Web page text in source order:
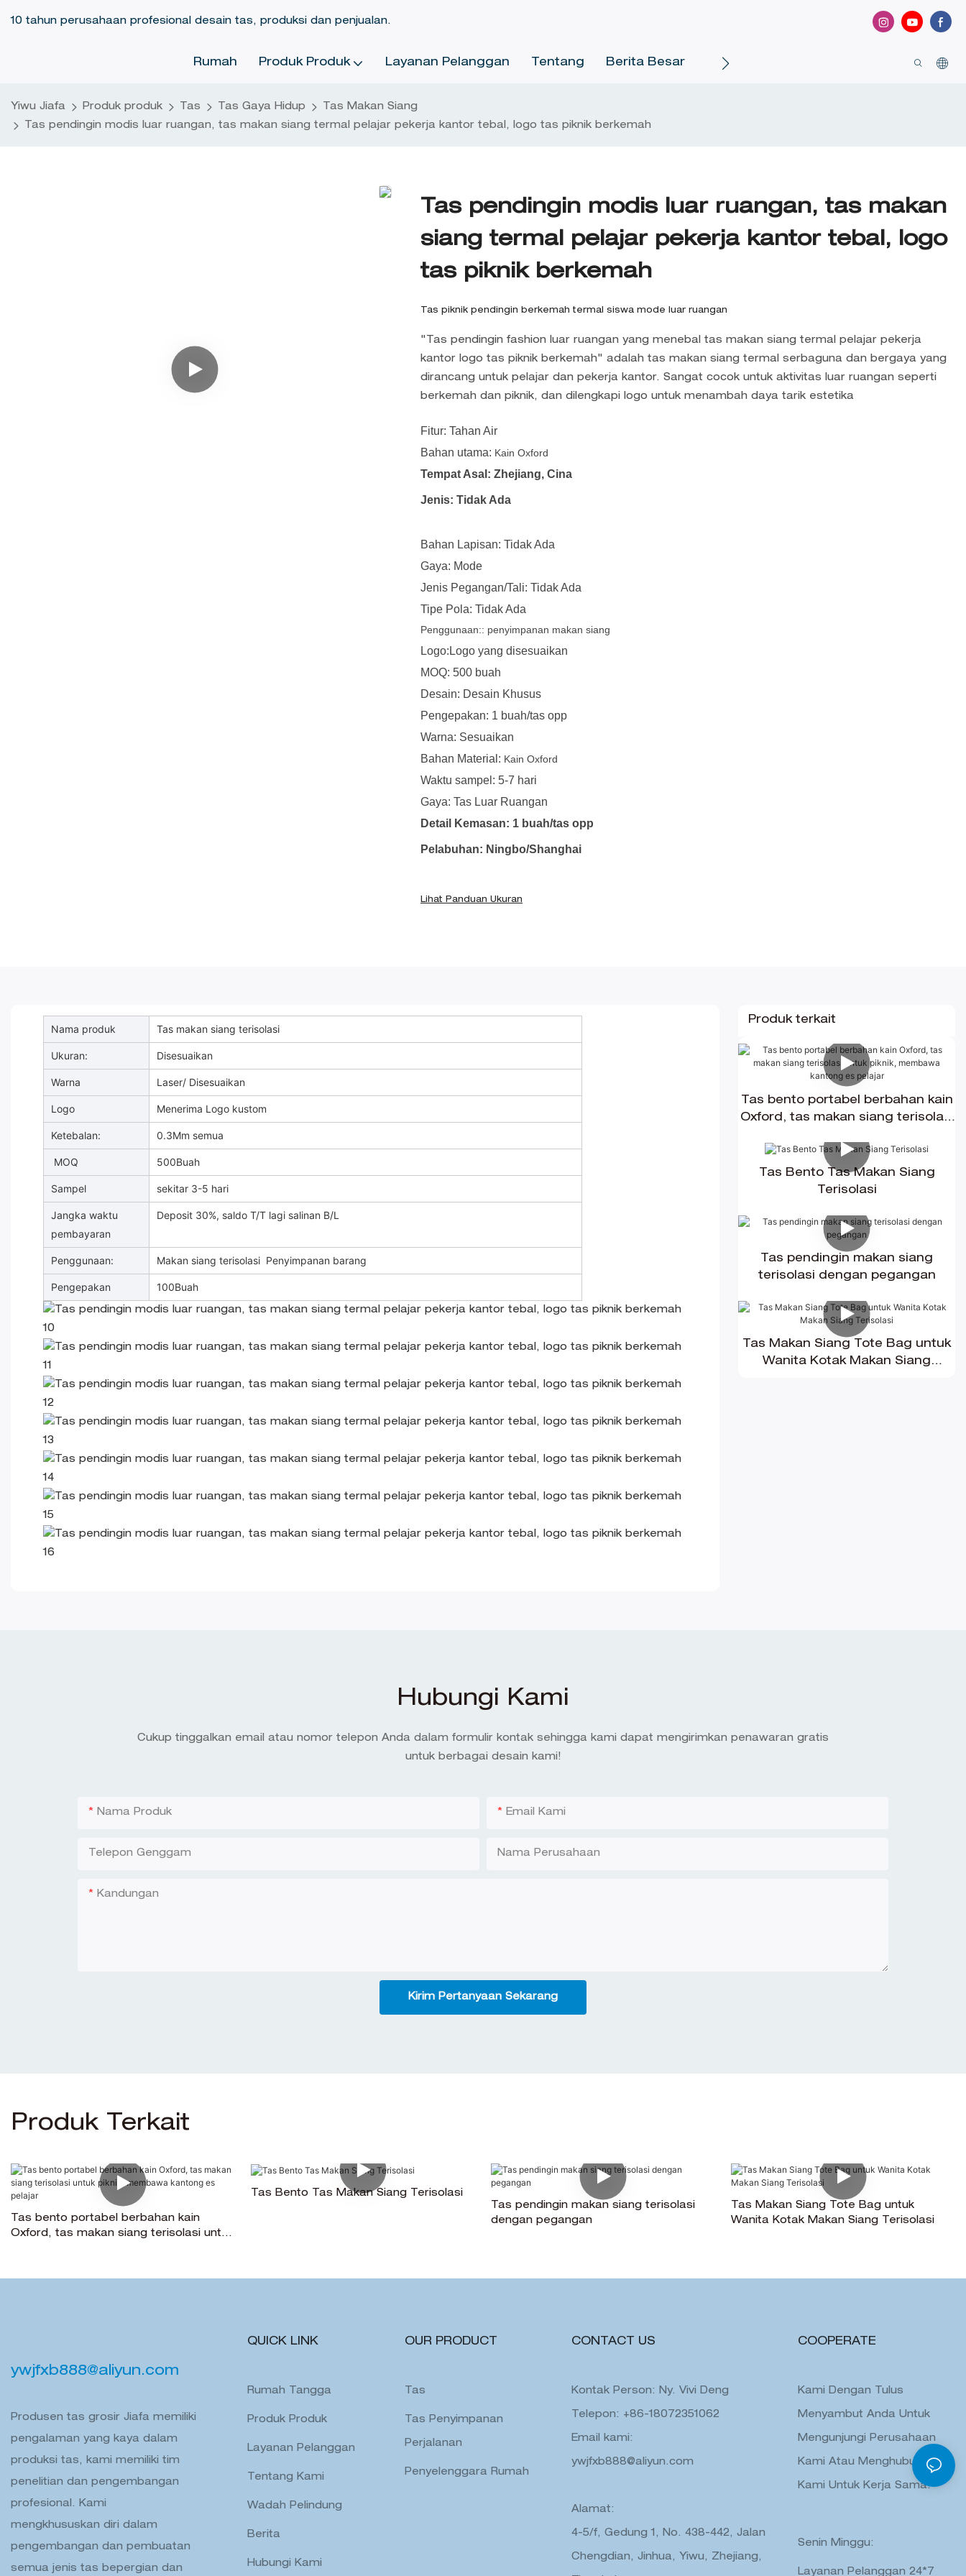
10 tahun perusahaan profesional desain tas, produksi dan penjualan.
Rumah Produk Produk Layanan Pelanggan Tentang Berita Besar Hubungi Kami
Yiwu Jiafa Produk produk Tas Tas Gaya Hidup
Tas Makan Siang
Tas pendingin modis luar ruangan, tas makan siang termal pelajar pekerja kantor tebal, logo tas piknik berkemah
Tas pendingin modis luar ruangan, tas makan
siang termal pelajar pekerja kantor tebal, logo
tas piknik berkemah
Tas piknik pendingin berkemah termal siswa mode luar ruangan
"Tas pendingin fashion luar ruangan yang menebal tas makan siang termal pelajar pekerja
kantor logo tas piknik berkemah" adalah tas makan siang termal serbaguna dan bergaya yang
dirancang untuk pelajar dan pekerja kantor. Sangat cocok untuk aktivitas luar ruangan seperti
berkemah dan piknik, dan dilengkapi logo untuk menambah daya tarik estetika
Fitur: Tahan Air
Bahan utama: Kain Oxford
Tempat Asal: Zhejiang, Cina
Jenis: Tidak Ada
Bahan Lapisan: Tidak Ada
Gaya: Mode
Jenis Pegangan/Tali: Tidak Ada
Tipe Pola: Tidak Ada
Penggunaan:: penyimpanan makan siang
Logo:Logo yang disesuaikan
MOQ: 500 buah
Desain: Desain Khusus
Pengepakan: 1 buah/tas opp
Warna: Sesuaikan
Bahan Material: Kain Oxford
Waktu sampel: 5-7 hari
Gaya: Tas Luar Ruangan
Detail Kemasan: 1 buah/tas opp
Pelabuhan: Ningbo/Shanghai
Lihat Panduan Ukuran
Nama produk Tas makan siang terisolasi
Ukuran: Disesuaikan
Warna Laser/ Disesuaikan
Logo Menerima Logo kustom
Ketebalan: 0.3Mm semua
MOQ 500Buah
Sampel sekitar 3-5 hari
Jangka waktu
pembayaran
Deposit 30%, saldo T/T lagi salinan B/L
Penggunaan: Makan siang terisolasi Penyimpanan barang
Pengepakan 100Buah
Produk terkait
Tas bento portabel berbahan kain
Oxford, tas makan siang terisolasi
es pelajar
Tas Bento Tas Makan Siang
Terisolasi
Tas pendingin makan siang
terisolasi dengan pegangan
Tas Makan Siang Tote Bag untuk
Wanita Kotak Makan Siang
Hubungi Kami
Cukup tinggalkan email atau nomor telepon Anda dalam formulir kontak sehingga kami dapat mengirimkan penawaran gratis
untuk berbagai desain kami!
Nama Produk Email Kami
Telepon Genggam Nama Perusahaan
Kandungan
Kirim Pertanyaan Sekarang
Produk Terkait
Tas bento portabel berbahan kain
Oxford, tas makan siang terisolasi untuk
Tas Bento Tas Makan Siang Terisolasi
Tas pendingin makan siang terisolasi
dengan pegangan
Tas Makan Siang Tote Bag untuk
Wanita Kotak Makan Siang Terisolasi
ywjfxb888@aliyun.com
Produsen tas grosir Jiafa memiliki
pengalaman yang kaya dalam
produksi tas, kami memiliki tim
penelitian dan pengembangan
profesional. Kami
mengkhususkan diri dalam
pengembangan dan pembuatan
semua jenis tas bepergian dan
QUICK LINK
Rumah Tangga
Produk Produk
Layanan Pelanggan
Tentang Kami
Wadah Pelindung
Berita
Hubungi Kami
OUR PRODUCT
Tas
Tas Penyimpanan
Perjalanan
Penyelenggara Rumah
CONTACT US
Kontak Person: Ny. Vivi Deng
Telepon: +86-18072351062
Email kami:
ywjfxb888@aliyun.com
Alamat:
4-5/f, Gedung 1, No. 438-442, Jalan
Chengdian, Jinhua, Yiwu, Zhejiang,
COOPERATE
Kami Dengan Tulus
Menyambut Anda Untuk
Mengunjungi Perusahaan
Kami Atau Menghubungi
Kami Untuk Kerja Sama.
Senin Minggu:
Layanan Pelanggan 24*7